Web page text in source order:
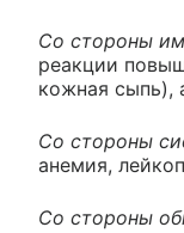
Со стороны
реакции
кожная сыпь),
Со стороны
анемия,
Со стороны